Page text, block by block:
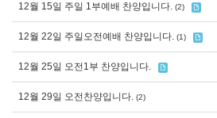
12월 15일 주일 1부예배 찬양입니다. (2)
12월 22일 주일오전예배 찬양입니다. (1)
12월 25일 오전1부 찬양입니다.
12월 29일 오전찬양입니다. (2)